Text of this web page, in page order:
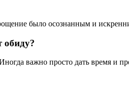
было осознанным и
обиду?
важно просто дать время и